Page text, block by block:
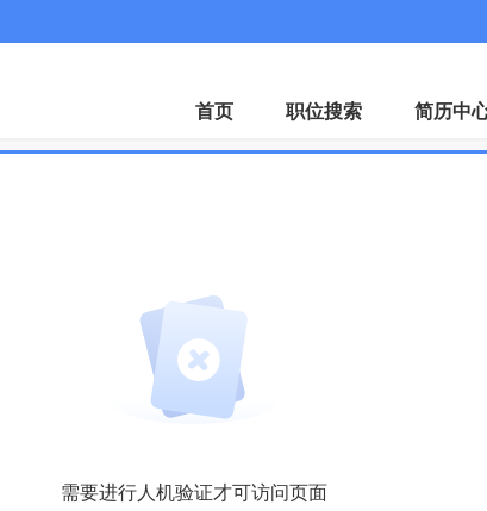
首页 职位搜索 简历中
需要进行人机验证才可访问页面